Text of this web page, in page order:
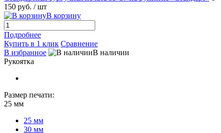
150 руб. / шт
В корзину
Подробнее
Купить в 1 клик Сравнение
В избранное
В наличии
Рукоятка
Размер печати:
25 мм
25 мм
30 мм